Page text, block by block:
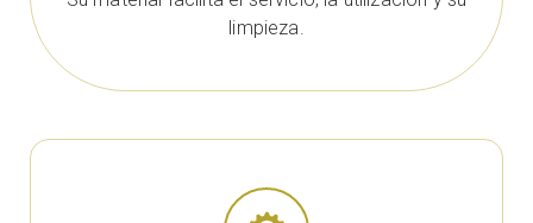
limpieza.